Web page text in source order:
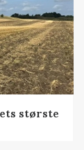
største